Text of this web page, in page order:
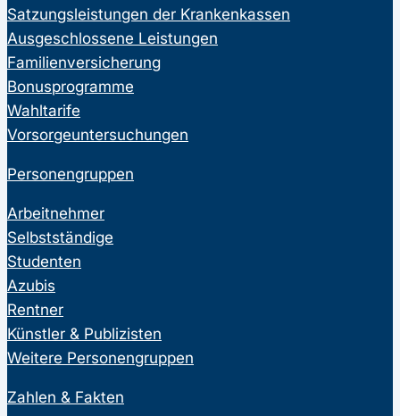
Satzungsleistungen der Krankenkassen
Ausgeschlossene Leistungen
Familienversicherung
Bonusprogramme
Wahltarife
Vorsorgeuntersuchungen
Personengruppen
Arbeitnehmer
Selbstständige
Studenten
Azubis
Rentner
Künstler & Publizisten
Weitere Personengruppen
Zahlen & Fakten